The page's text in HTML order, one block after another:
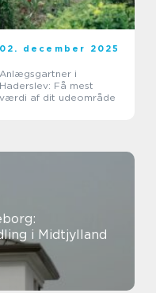
02. december 2025
Anlægsgartner i
Haderslev: Få mest
værdi af dit udeområde
i Midtjylland